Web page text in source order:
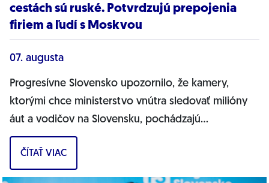
cestách sú ruské. Potvrdzujú prepojenia
firiem a ľudí s Moskvou
07. augusta
Progresívne Slovensko upozornilo, že kamery,
ktorými chce ministerstvo vnútra sledovať milióny
áut a vodičov na Slovensku, pochádzajú
pravdepodobne z Ruska. Dnes hnutie prinieslo
dôkazy,...
ČÍTAŤ VIAC